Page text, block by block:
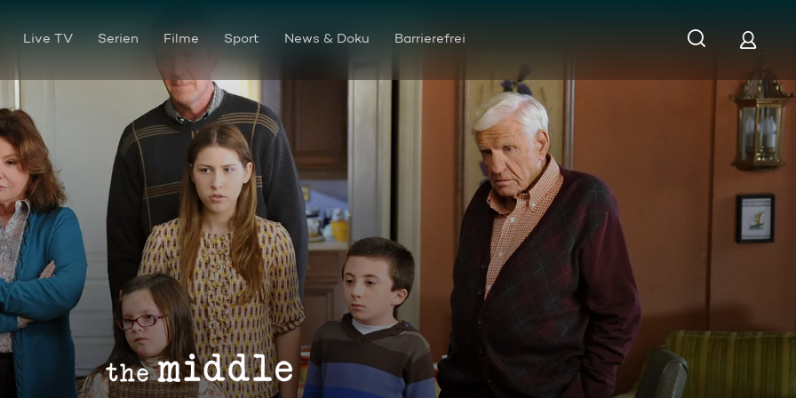
Live TV Serien Filme Sport News & Doku Barrierefrei
Das Kuscheltier